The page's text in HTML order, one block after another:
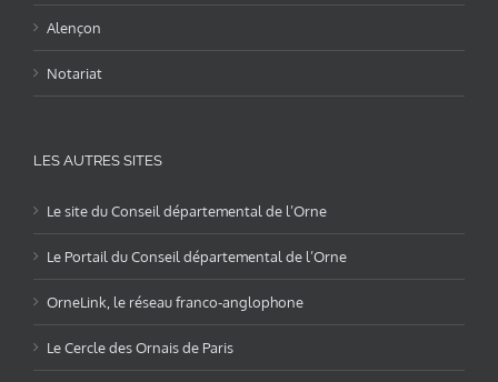
Alençon
Notariat
LES AUTRES SITES
Le site du Conseil départemental de l’Orne
Le Portail du Conseil départemental de l’Orne
OrneLink, le réseau franco-anglophone
Le Cercle des Ornais de Paris